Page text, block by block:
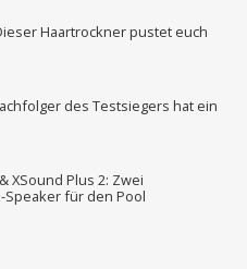
Haartrockner pustet euch
des Testsiegers hat ein
XSound Plus 2: Zwei
für den Pool